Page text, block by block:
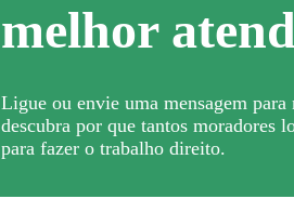
melhor
Ligue ou envie uma mensagem para
descubra por que tantos moradores
para fazer o trabalho direito.